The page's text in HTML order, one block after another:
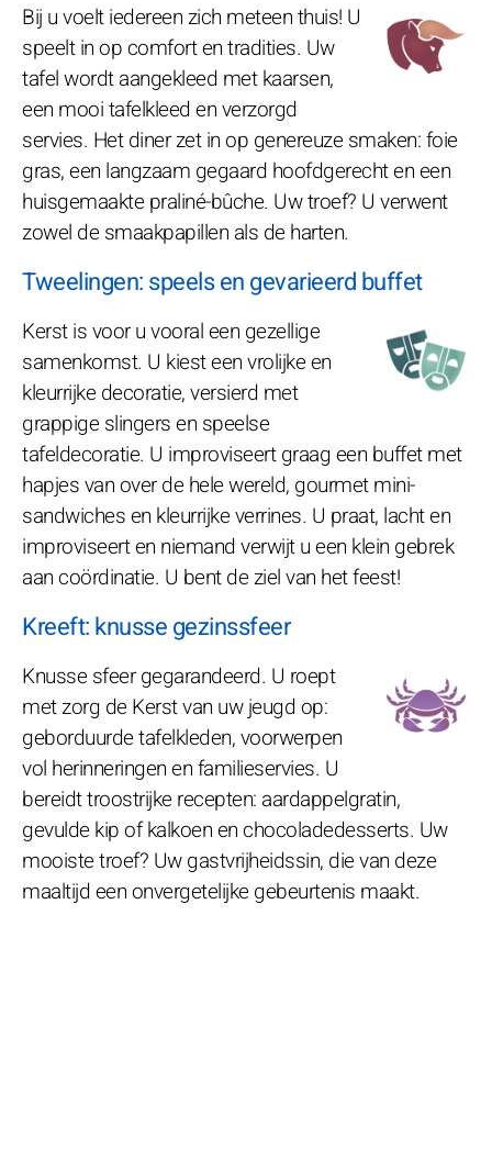
Bij u voelt iedereen zich meteen thuis! U
speelt in op comfort en tradities. Uw
tafel wordt aangekleed met kaarsen,
een mooi tafelkleed en verzorgd
servies. Het diner zet in op genereuze smaken: foie
gras, een langzaam gegaard hoofdgerecht en een
huisgemaakte praliné-bûche. Uw troef? U verwent
zowel de smaakpapillen als de harten.
Tweelingen: speels en gevarieerd buffet
Kerst is voor u vooral een gezellige
samenkomst. U kiest een vrolijke en
kleurrijke decoratie, versierd met
grappige slingers en speelse
tafeldecoratie. U improviseert graag een buffet met
hapjes van over de hele wereld, gourmet mini-
sandwiches en kleurrijke verrines. U praat, lacht en
improviseert en niemand verwijt u een klein gebrek
aan coördinatie. U bent de ziel van het feest!
Kreeft: knusse gezinssfeer
Knusse sfeer gegarandeerd. U roept
met zorg de Kerst van uw jeugd op:
geborduurde tafelkleden, voorwerpen
vol herinneringen en familieservies. U
bereidt troostrijke recepten: aardappelgratin,
gevulde kip of kalkoen en chocoladedesserts. Uw
mooiste troef? Uw gastvrijheidssin, die van deze
maaltijd een onvergetelijke gebeurtenis maakt.